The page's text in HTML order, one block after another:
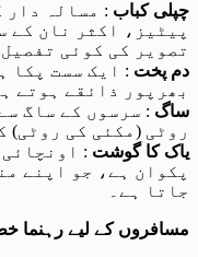
چپلی کباب : مسالہ دار
پیٹیز، اکثر نان کے
دم پخت : ایک سست پکا
بھرپور ذائقے ہوتے
ساگ : سرسوں کے ساگ
روٹی (مکئی کی روٹی)
یاک کا گوشت :
پکوان ہے، جو اپنے
جاتا ہے۔
مسافروں کے لیے رہنما